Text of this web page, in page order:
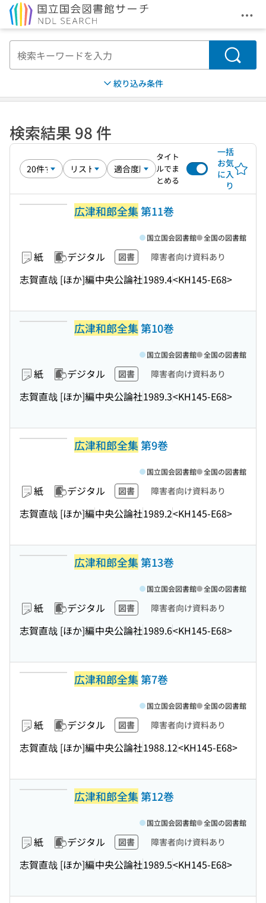
メ
検索
絞り込み条件
検索結果 98 件
タイト
ルでま
とめる
一括
お気
に入
り
広津和郎全集第11巻
紙 デジタル 図書 障害者向け資料あり
志賀直哉 [ほか]編中央公論社1989.4<KH145-E68>
国立国会図書館 全国の図書館
広津和郎全集第10巻
紙 デジタル 図書 障害者向け資料あり
志賀直哉 [ほか]編中央公論社1989.3<KH145-E68>
国立国会図書館 全国の図書館
広津和郎全集第9巻
紙 デジタル 図書 障害者向け資料あり
志賀直哉 [ほか]編中央公論社1989.2<KH145-E68>
国立国会図書館 全国の図書館
広津和郎全集第13巻
紙 デジタル 図書 障害者向け資料あり
志賀直哉 [ほか]編中央公論社1989.6<KH145-E68>
国立国会図書館 全国の図書館
広津和郎全集第7巻
紙 デジタル 図書 障害者向け資料あり
志賀直哉 [ほか]編中央公論社1988.12<KH145-E68>
国立国会図書館 全国の図書館
広津和郎全集第12巻
紙 デジタル 図書 障害者向け資料あり
志賀直哉 [ほか]編中央公論社1989.5<KH145-E68>
国立国会図書館 全国の図書館